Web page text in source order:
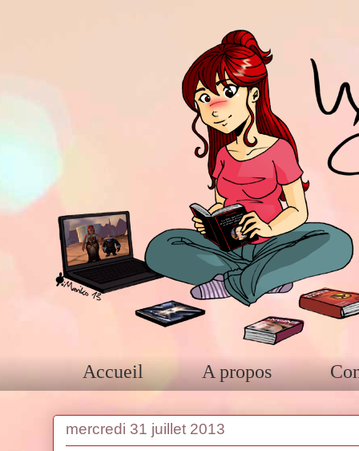
Accueil A propos
mercredi 31 juillet 2013